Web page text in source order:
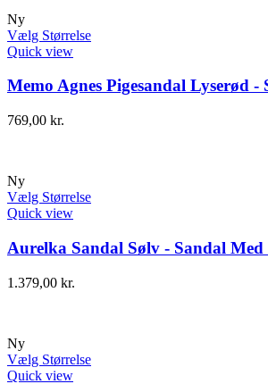
Ny
Vælg Størrelse
Quick view
Memo Agnes Pigesandal Lyserød
769,00 kr.
Ny
Vælg Størrelse
Quick view
Aurelka Sandal Sølv - Sandal
1.379,00 kr.
Ny
Vælg Størrelse
Quick view